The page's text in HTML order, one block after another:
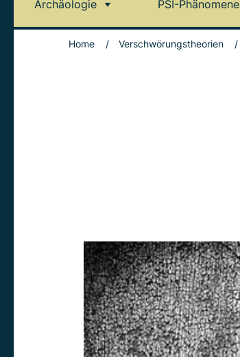
Archäologie PSI-Phänomene
Home / Verschwörungstheorien /